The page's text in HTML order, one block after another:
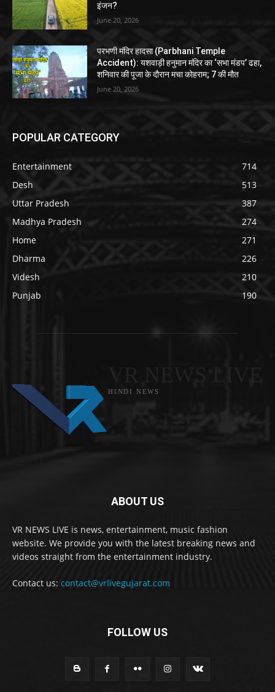
इंजन?
June 20, 2026
परभणी मंदिर हादसा (Parbhani Temple
Accident): यशवाड़ी हनुमान मंदिर का ‘सभा मंडप’ ढहा,
शनिवार की पूजा के दौरान मचा कोहराम; 7 की मौत
June 20, 2026
POPULAR CATEGORY
Entertainment
714
Desh
513
Uttar Pradesh
387
Madhya Pradesh
274
Home
271
Dharma
226
Videsh
210
Punjab
190
HINDI NEWS
ABOUT US
VR NEWS LIVE is news, entertainment, music fashion
website. We provide you with the latest breaking news and
videos straight from the entertainment industry.
Contact us: contact@vrlivegujarat.com
FOLLOW US